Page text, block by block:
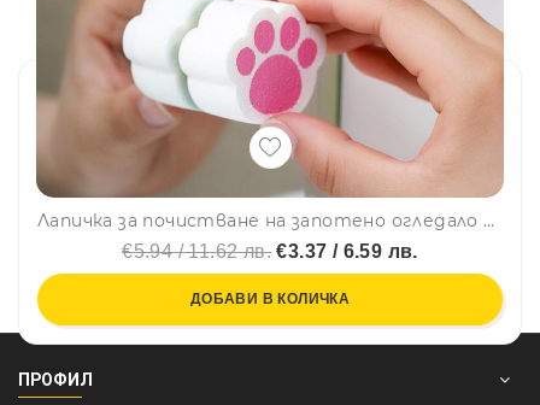
Лапичка за почистване на запотено огледало MIRROR CLEANER - четка
€5.94 / 11.62 лв. €3.37 / 6.59 лв.
ДОБАВИ В КОЛИЧКА
ПРОФИЛ